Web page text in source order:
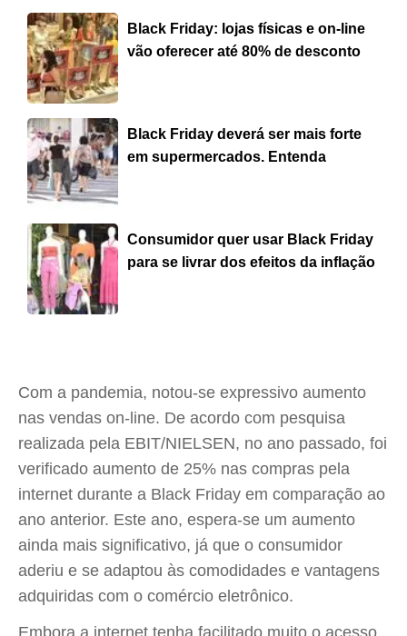
Black Friday: lojas físicas e on-line
vão oferecer até 80% de desconto
Black Friday deverá ser mais forte
em supermercados. Entenda
Consumidor quer usar Black Friday
para se livrar dos efeitos da inflação
Com a pandemia, notou-se expressivo aumento
nas vendas on-line. De acordo com pesquisa
realizada pela EBIT/NIELSEN, no ano passado, foi
verificado aumento de 25% nas compras pela
internet durante a Black Friday em comparação ao
ano anterior. Este ano, espera-se um aumento
ainda mais significativo, já que o consumidor
aderiu e se adaptou às comodidades e vantagens
adquiridas com o comércio eletrônico.
Embora a internet tenha facilitado muito o acesso